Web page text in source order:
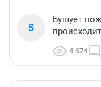
5
Бушует
4 674